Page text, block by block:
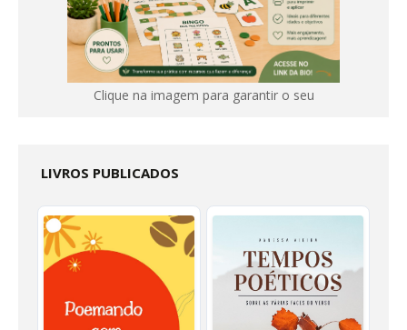
Clique na imagem para garantir o seu
LIVROS PUBLICADOS